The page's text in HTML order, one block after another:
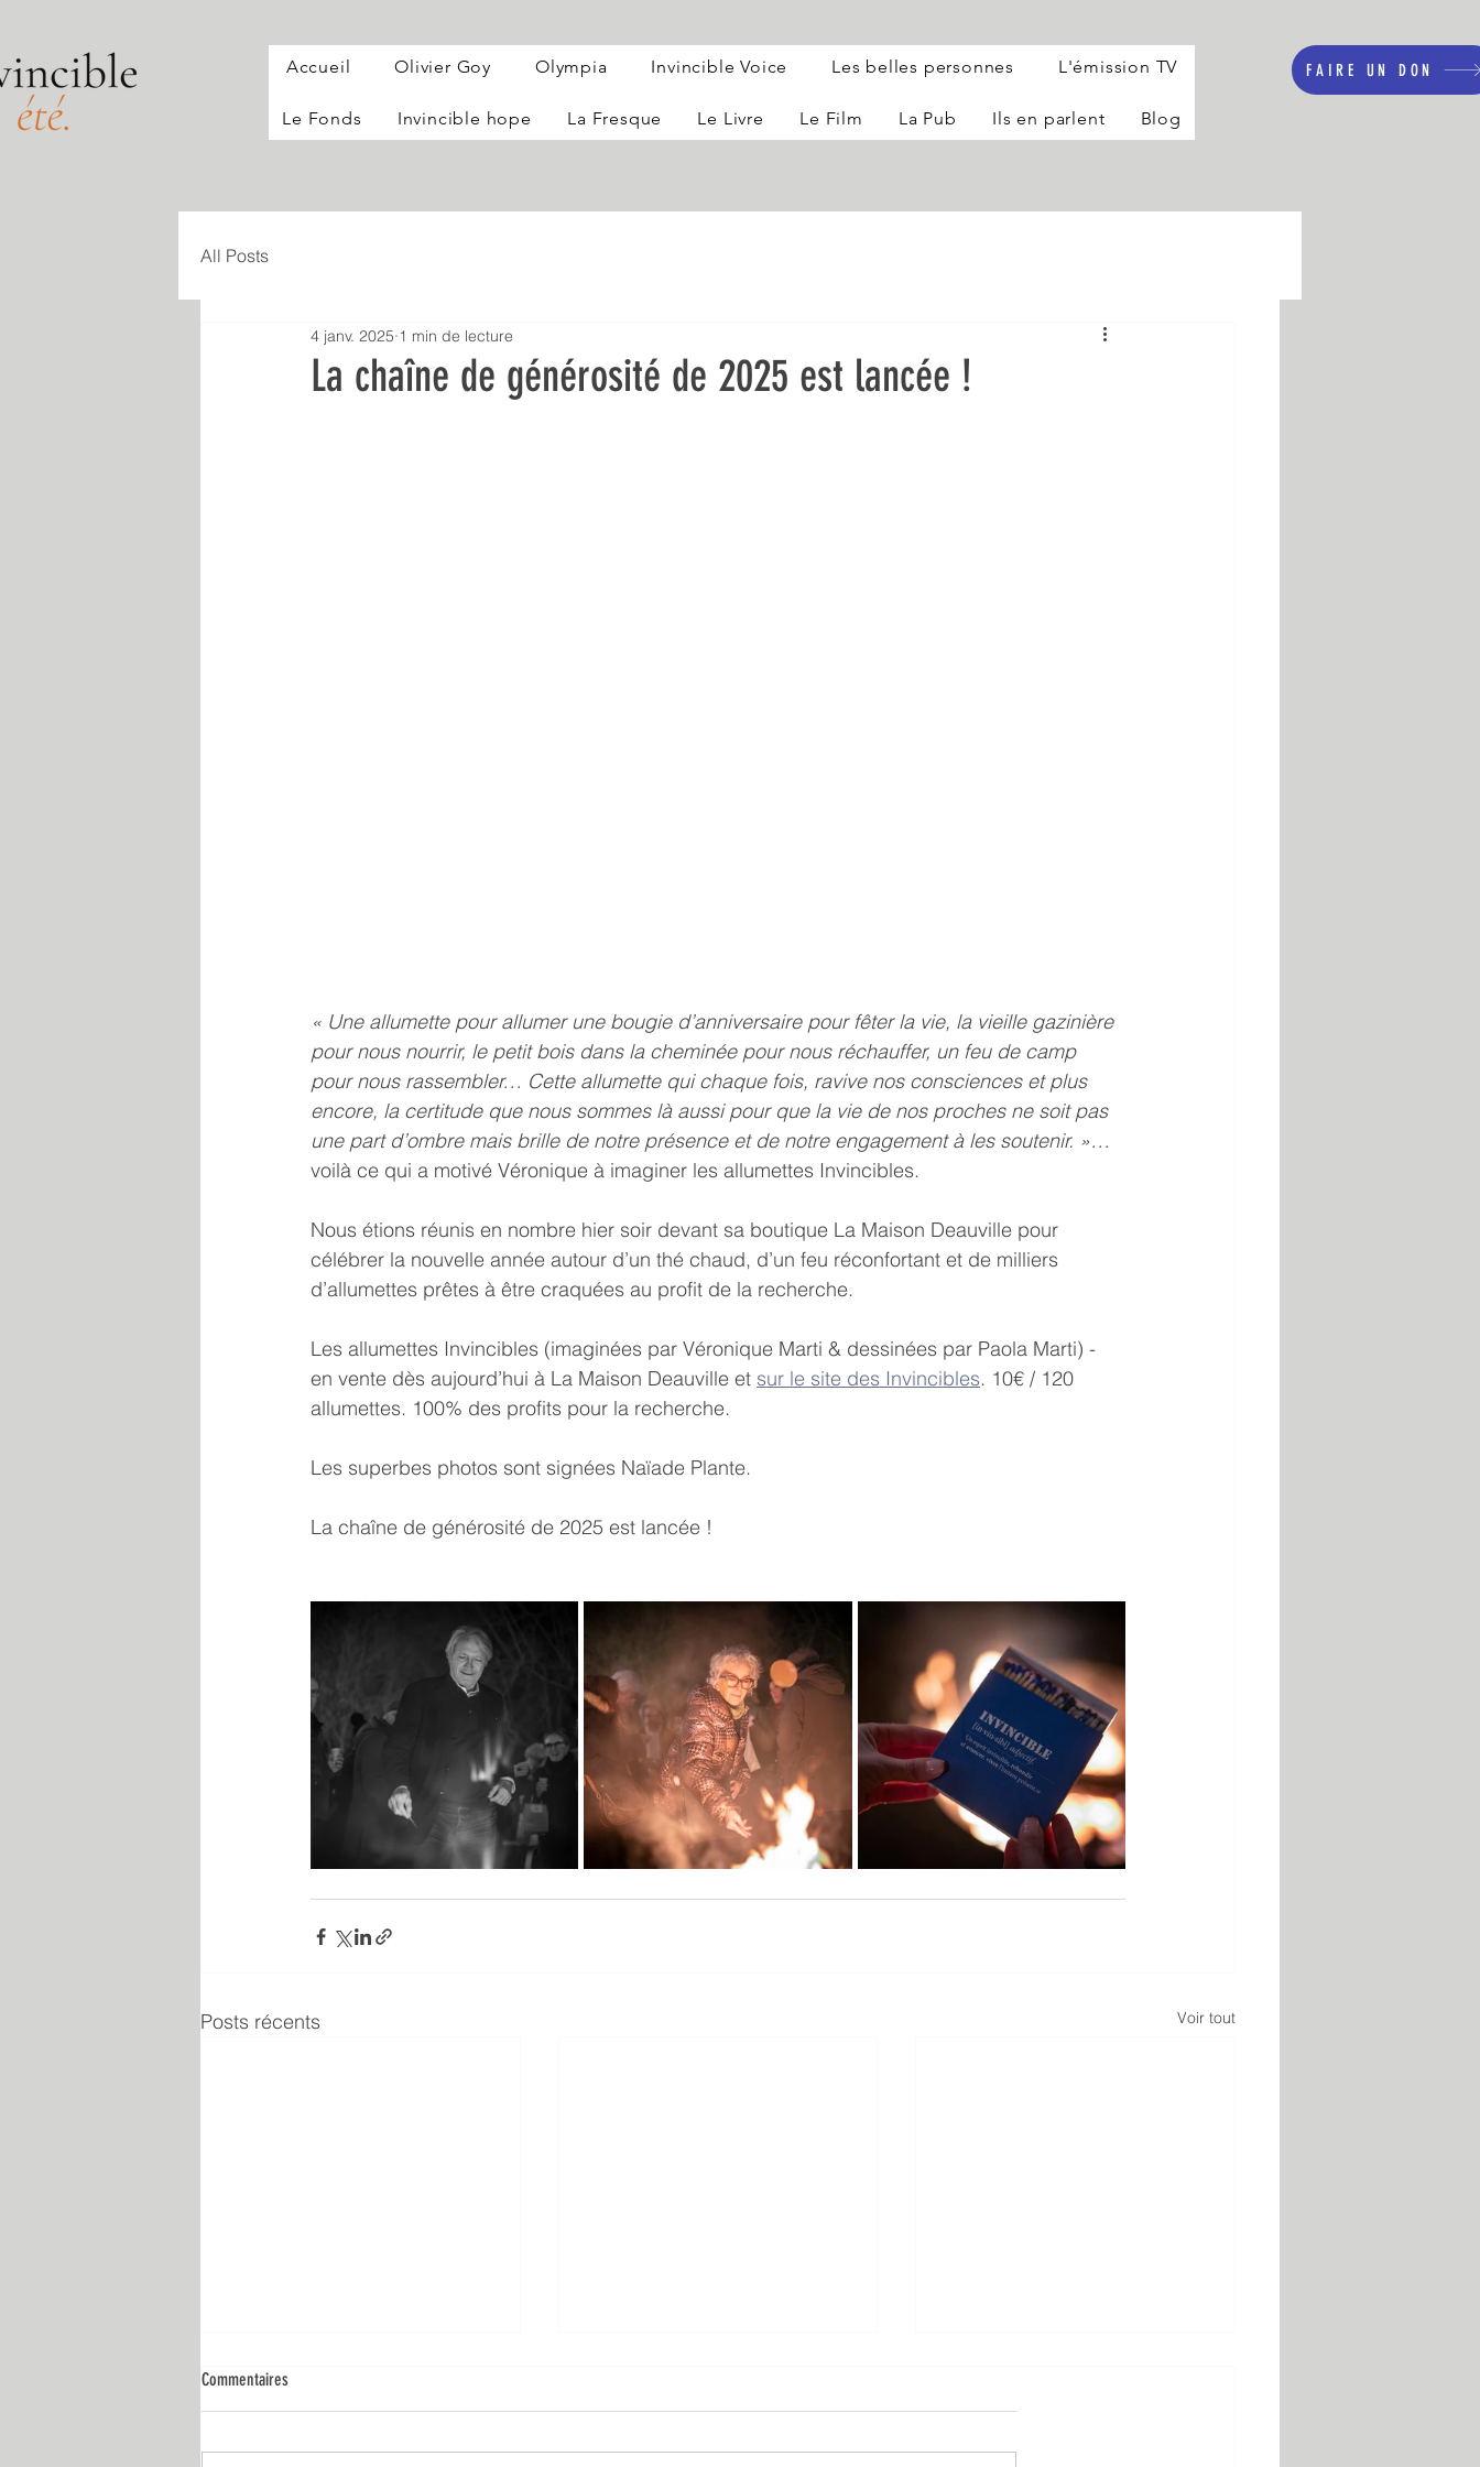
Accueil Olivier Goy Olympia Invincible Voice Les belles personnes L'émission TV
Le Fonds Invincible hope La Fresque Le Livre Le Film La Pub Ils en parlent Blog
FAIRE UN DON
All Posts
La chaîne de générosité de 2025 est lancée !
4 janv. 2025 1 min de lecture
« Une allumette pour allumer une bougie d’anniversaire pour fêter la vie, la vieille gazinière
pour nous nourrir, le petit bois dans la cheminée pour nous réchauffer, un feu de camp
pour nous rassembler… Cette allumette qui chaque fois, ravive nos consciences et plus
encore, la certitude que nous sommes là aussi pour que la vie de nos proches ne soit pas
une part d’ombre mais brille de notre présence et de notre engagement à les soutenir. »…
voilà ce qui a motivé Véronique à imaginer les allumettes Invincibles.
Nous étions réunis en nombre hier soir devant sa boutique La Maison Deauville pour
célébrer la nouvelle année autour d’un thé chaud, d’un feu réconfortant et de milliers
d’allumettes prêtes à être craquées au profit de la recherche.
Les allumettes Invincibles (imaginées par Véronique Marti & dessinées par Paola Marti) -
en vente dès aujourd’hui à La Maison Deauville et sur le site des Invincibles. 10€ / 120
allumettes. 100% des profits pour la recherche.
Les superbes photos sont signées Naïade Plante.
La chaîne de générosité de 2025 est lancée !
Posts récents Voir tout
Commentaires